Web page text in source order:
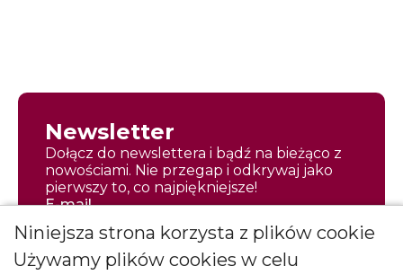
Newsletter
Dołącz do newslettera i bądź na bieżąco z
nowościami. Nie przegap i odkrywaj jako
pierwszy to, co najpiękniejsze!
E-mail
Niniejsza strona korzysta z plików cookie
Używamy plików cookies w celu